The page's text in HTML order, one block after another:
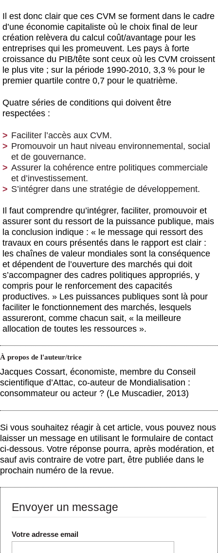
Il est donc clair que ces CVM se forment dans le cadre
d’une économie capitaliste où le choix final de leur
création relèvera du calcul coût/avantage pour les
entreprises qui les promeuvent. Les pays à forte
croissance du PIB/tête sont ceux où les CVM croissent
le plus vite ; sur la période 1990-2010, 3,3 % pour le
premier quartile contre 0,7 pour le quatrième.
Quatre séries de conditions qui doivent être
respectées :
Faciliter l’accès aux CVM.
Promouvoir un haut niveau environnemental, social
et de gouvernance.
Assurer la cohérence entre politiques commerciale
et d’investissement.
S’intégrer dans une stratégie de développement.
Il faut comprendre qu’intégrer, faciliter, promouvoir et
assurer sont du ressort de la puissance publique, mais
la conclusion indique : « le message qui ressort des
travaux en cours présentés dans le rapport est clair :
les chaînes de valeur mondiales sont la conséquence
et dépendent de l’ouverture des marchés qui doit
s’accompagner des cadres politiques appropriés, y
compris pour le renforcement des capacités
productives. » Les puissances publiques sont là pour
faciliter le fonctionnement des marchés, lesquels
assureront, comme chacun sait, « la meilleure
allocation de toutes les ressources ».
À propos de l'auteur/trice
Jacques Cossart, économiste, membre du Conseil
scientifique d’Attac, co-auteur de Mondialisation :
consommateur ou acteur ? (Le Muscadier, 2013)
Si vous souhaitez réagir à cet article, vous pouvez nous
laisser un message en utilisant le formulaire de contact
ci-dessous. Votre réponse pourra, après modération, et
sauf avis contraire de votre part, être publiée dans le
prochain numéro de la revue.
Envoyer un message
Votre adresse email